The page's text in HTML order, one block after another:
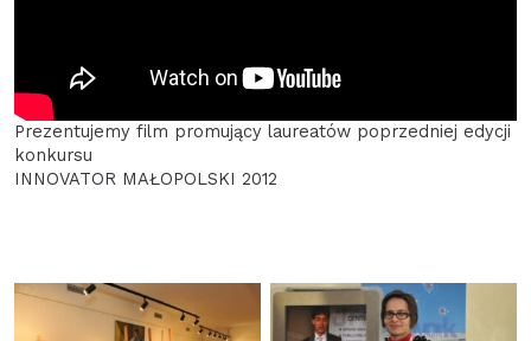
Prezentujemy film promujący laureatów poprzedniej edycji
konkursu
INNOVATOR MAŁOPOLSKI 2012